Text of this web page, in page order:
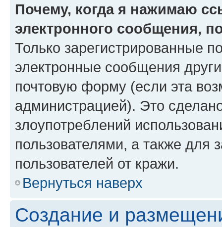
Почему, когда я нажимаю
электронного сообщения,
Только зарегистрированные
электронные сообщения
почтовую форму (если эта
администрацией). Это
злоупотреблений
пользователями, а также для
пользователей от кражи.
Вернуться наверх
Создание и